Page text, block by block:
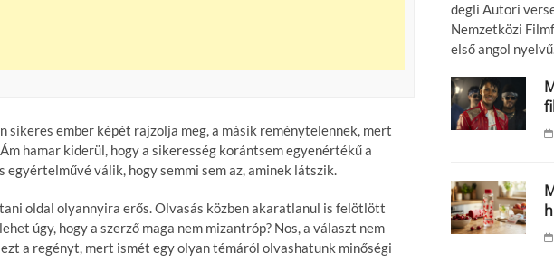
sikeres ember képét rajzolja meg, a másik reménytelennek, mert
hamar kiderül, hogy a sikeresség korántsem egyenértékű a
válik, hogy semmi sem az, aminek látszik.
oldal olyannyira erős. Olvasás közben akaratlanul is felötlött
úgy, hogy a szerző maga nem mizantróp? Nos, a választ nem
a regényt, mert ismét egy olyan témáról olvashatunk minőségi
degli Autori
Nemzetközi
első angol